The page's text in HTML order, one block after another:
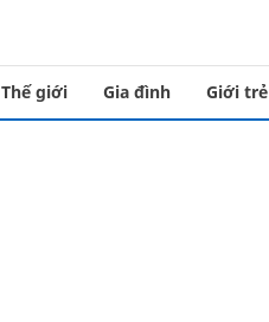
Thế giới Gia đình Giới trẻ